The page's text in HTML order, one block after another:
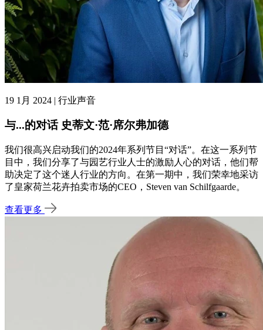
19 1月 2024 | 行业声音
与...的对话 史蒂文·范·席尔弗加德
我们很高兴启动我们的2024年系列节目“对话”。在这一系列节
目中，我们分享了与园艺行业人士的激励人心的对话，他们帮
助决定了这个迷人行业的方向。在第一期中，我们荣幸地采访
了皇家荷兰花卉拍卖市场的CEO，Steven van Schilfgaarde。
查看更多